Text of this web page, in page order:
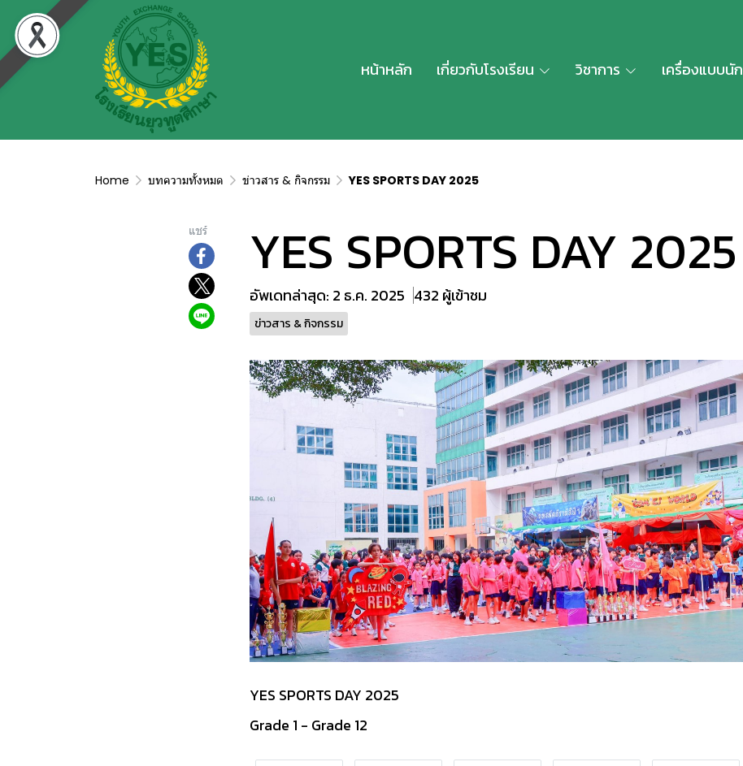
หน้าหลัก เกี่ยวกับโรงเรียน วิชาการ เครื่องแบบนั
Home บทความทั้งหมด ข่าวสาร & กิจกรรม YES SPORTS DAY 2025
แชร์ YES SPORTS DAY 2025
อัพเดทล่าสุด: 2 ธ.ค. 2025 432 ผู้เข้าชม
ข่าวสาร & กิจกรรม
YES SPORTS DAY 2025
Grade 1 - Grade 12